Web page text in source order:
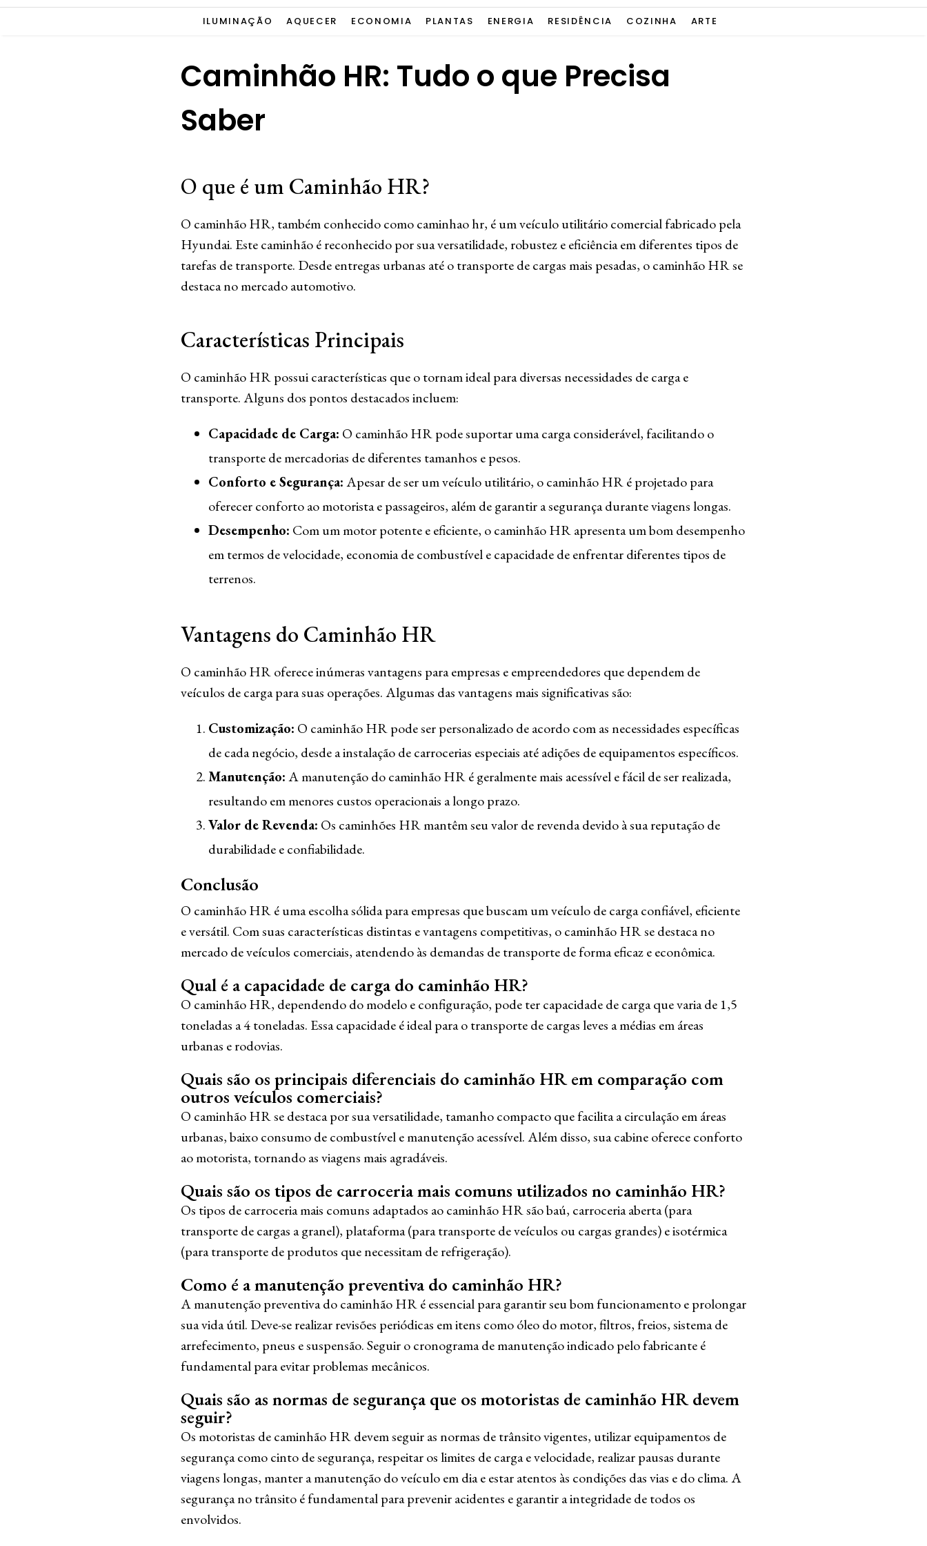
ILUMINAÇÃO AQUECER ECONOMIA PLANTAS ENERGIA RESIDÊNCIA COZINHA ARTE
Caminhão HR: Tudo o que Precisa
Saber
O que é um Caminhão HR?
O caminhão HR, também conhecido como caminhao hr, é um veículo utilitário comercial fabricado pela
Hyundai. Este caminhão é reconhecido por sua versatilidade, robustez e eficiência em diferentes tipos de
tarefas de transporte. Desde entregas urbanas até o transporte de cargas mais pesadas, o caminhão HR se
destaca no mercado automotivo.
Características Principais
O caminhão HR possui características que o tornam ideal para diversas necessidades de carga e
transporte. Alguns dos pontos destacados incluem:
Capacidade de Carga: O caminhão HR pode suportar uma carga considerável, facilitando o
transporte de mercadorias de diferentes tamanhos e pesos.
Conforto e Segurança:Apesar de ser um veículo utilitário, o caminhão HR é projetado para
oferecer conforto ao motorista e passageiros, além de garantir a segurança durante viagens longas.
Desempenho: Com um motor potente e eficiente, o caminhão HR apresenta um bom desempenho
em termos de velocidade, economia de combustível e capacidade de enfrentar diferentes tipos de
terrenos.
Vantagens do Caminhão HR
O caminhão HR oferece inúmeras vantagens para empresas e empreendedores que dependem de
veículos de carga para suas operações. Algumas das vantagens mais significativas são:
Customização: O caminhão HR pode ser personalizado de acordo com as necessidades específicas
de cada negócio, desde a instalação de carrocerias especiais até adições de equipamentos específicos.
Manutenção:A manutenção do caminhão HR é geralmente mais acessível e fácil de ser realizada,
resultando em menores custos operacionais a longo prazo.
Valor de Revenda: Os caminhões HR mantêm seu valor de revenda devido à sua reputação de
durabilidade e confiabilidade.
Conclusão
O caminhão HR é uma escolha sólida para empresas que buscam um veículo de carga confiável, eficiente
e versátil. Com suas características distintas e vantagens competitivas, o caminhão HR se destaca no
mercado de veículos comerciais, atendendo às demandas de transporte de forma eficaz e econômica.
Qual é a capacidade de carga do caminhão HR?
O caminhão HR, dependendo do modelo e configuração, pode ter capacidade de carga que varia de 1,5
toneladas a 4 toneladas. Essa capacidade é ideal para o transporte de cargas leves a médias em áreas
urbanas e rodovias.
Quais são os principais diferenciais do caminhão HR em comparação com
outros veículos comerciais?
O caminhão HR se destaca por sua versatilidade, tamanho compacto que facilita a circulação em áreas
urbanas, baixo consumo de combustível e manutenção acessível. Além disso, sua cabine oferece conforto
ao motorista, tornando as viagens mais agradáveis.
Quais são os tipos de carroceria mais comuns utilizados no caminhão HR?
Os tipos de carroceria mais comuns adaptados ao caminhão HR são baú, carroceria aberta (para
transporte de cargas a granel), plataforma (para transporte de veículos ou cargas grandes) e isotérmica
(para transporte de produtos que necessitam de refrigeração).
Como é a manutenção preventiva do caminhão HR?
A manutenção preventiva do caminhão HR é essencial para garantir seu bom funcionamento e prolongar
sua vida útil. Deve-se realizar revisões periódicas em itens como óleo do motor, filtros, freios, sistema de
arrefecimento, pneus e suspensão. Seguir o cronograma de manutenção indicado pelo fabricante é
fundamental para evitar problemas mecânicos.
Quais são as normas de segurança que os motoristas de caminhão HR devem
seguir?
Os motoristas de caminhão HR devem seguir as normas de trânsito vigentes, utilizar equipamentos de
segurança como cinto de segurança, respeitar os limites de carga e velocidade, realizar pausas durante
viagens longas, manter a manutenção do veículo em dia e estar atentos às condições das vias e do clima. A
segurança no trânsito é fundamental para prevenir acidentes e garantir a integridade de todos os
envolvidos.